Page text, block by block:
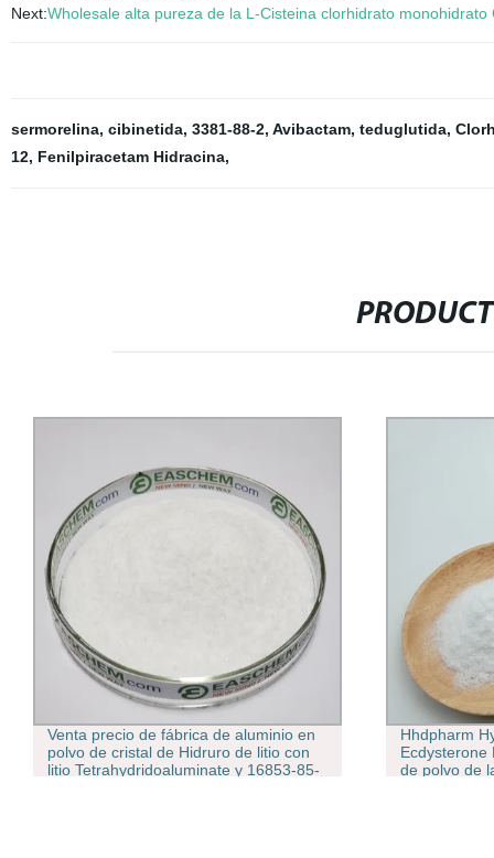
Next:Wholesale alta pureza de la L-Cisteina clorhidrato monohidrato
sermorelina, cibinetida, 3381-88-2, Avibactam, teduglutida,
12, Fenilpiracetam Hidracina,
Venta precio de fábrica de aluminio en
polvo de cristal de Hidruro de litio con
litio Tetrahydridoaluminate y 16853-85-
Hhdpharm
Ecdysterone
de polvo de